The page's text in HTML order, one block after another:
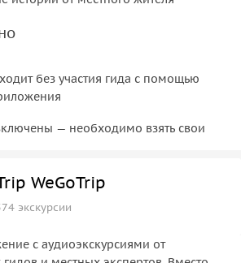
без участия гида с помощью
— необходимо взять свои
WeGoTrip
экскурсии
с аудиоэкскурсиями от